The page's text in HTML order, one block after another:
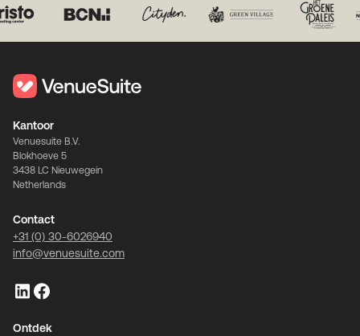
Kantoor
Venuesuite B.V.
Blokhoeve 5
3438 LC Nieuwegein
Netherlands
Contact
+31 (0) 30-6026940
info@venuesuite.com
Ontdek